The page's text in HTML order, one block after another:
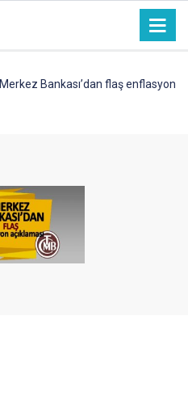
Merkez Bankası’dan flaş enflasyon